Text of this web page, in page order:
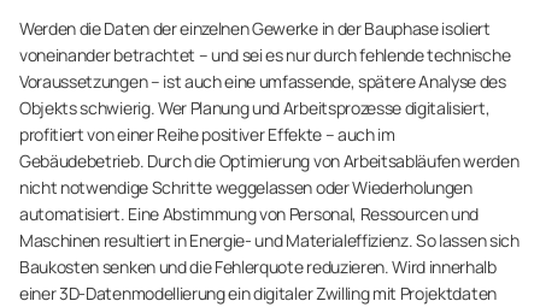
Werden die Daten der einzelnen Gewerke in der Bauphase isoliert
voneinander betrachtet – und sei es nur durch fehlende technische
Voraussetzungen – ist auch eine umfassende, spätere Analyse des
Objekts schwierig. Wer Planung und Arbeitsprozesse digitalisiert,
profitiert von einer Reihe positiver Effekte – auch im
Gebäudebetrieb. Durch die Optimierung von Arbeitsabläufen werden
nicht notwendige Schritte weggelassen oder Wiederholungen
automatisiert. Eine Abstimmung von Personal, Ressourcen und
Maschinen resultiert in Energie- und Materialeffizienz. So lassen sich
Baukosten senken und die Fehlerquote reduzieren. Wird innerhalb
einer 3D-Datenmodellierung ein digitaler Zwilling mit Projektdaten